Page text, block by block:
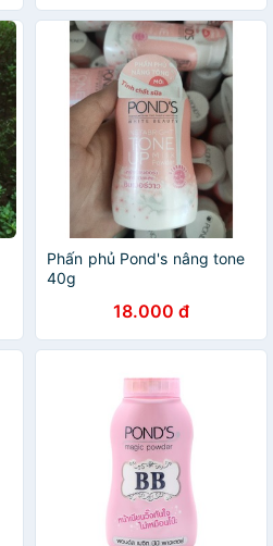
Phấn phủ Pond's nâng tone
40g
18.000 đ